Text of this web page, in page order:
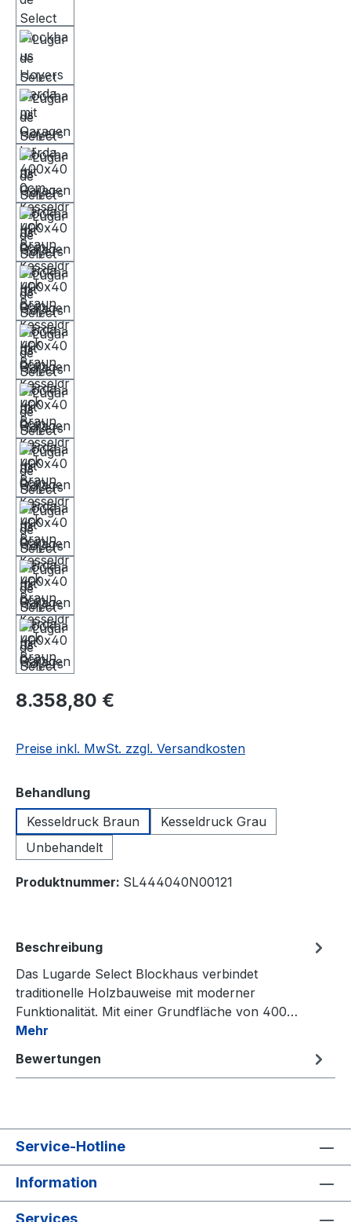
8.358,80 €
Preise inkl. MwSt. zzgl. Versandkosten
Behandlungauswählen
Kesseldruck Braun
Kesseldruck Grau
Unbehandelt
Produktnummer: SL444040N00121
Beschreibung
Das Lugarde Select Blockhaus verbindet
traditionelle Holzbauweise mit moderner
Funktionalität. Mit einer Grundfläche von 400…
Mehr
Bewertungen
Service-Hotline
Information
Services